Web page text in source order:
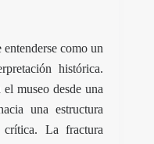
como un
histórica.
museo desde una
una estructura
La fractura